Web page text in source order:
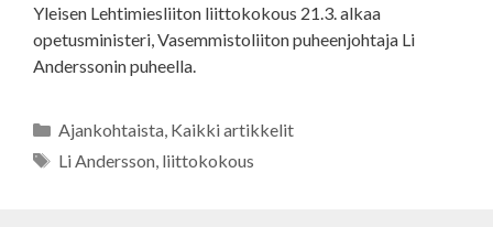
Yleisen Lehtimiesliiton liittokokous 21.3. alkaa
opetusministeri, Vasemmistoliiton puheenjohtaja Li
Anderssonin puheella.
Kategoriat
Ajankohtaista, Kaikki artikkelit
Avainsanat
Li Andersson, liittokokous